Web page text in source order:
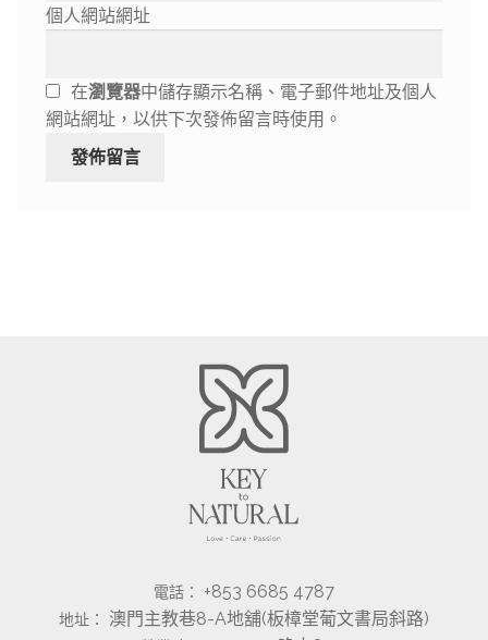
個人網站網址
在瀏覽器中儲存顯示名稱、電子郵件地址及個人
網站網址，以供下次發佈留言時使用。
電話： +853 6685 4787
地址： 澳門主教巷8-A地舖(板樟堂葡文書局斜路)